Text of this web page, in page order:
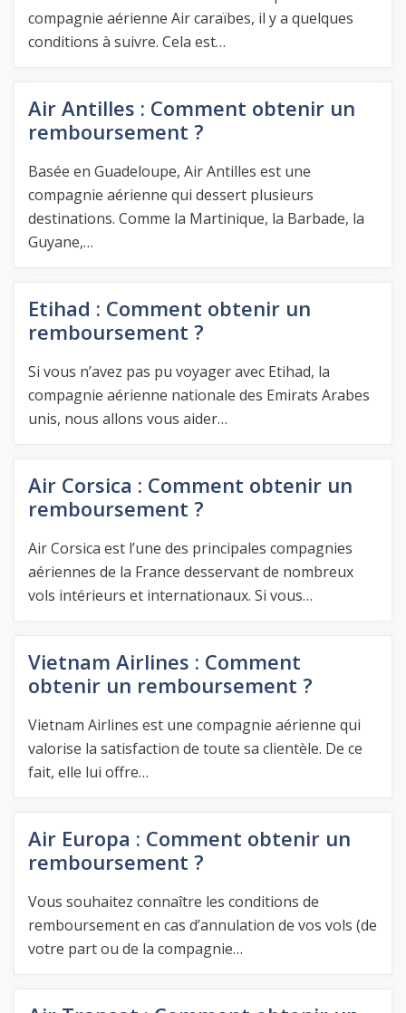
compagnie aérienne Air caraïbes, il y a quelques
conditions à suivre. Cela est…
Air Antilles : Comment obtenir un
remboursement ?
Basée en Guadeloupe, Air Antilles est une
compagnie aérienne qui dessert plusieurs
destinations. Comme la Martinique, la Barbade, la
Guyane,…
Etihad : Comment obtenir un
remboursement ?
Si vous n’avez pas pu voyager avec Etihad, la
compagnie aérienne nationale des Emirats Arabes
unis, nous allons vous aider…
Air Corsica : Comment obtenir un
remboursement ?
Air Corsica est l’une des principales compagnies
aériennes de la France desservant de nombreux
vols intérieurs et internationaux. Si vous…
Vietnam Airlines : Comment
obtenir un remboursement ?
Vietnam Airlines est une compagnie aérienne qui
valorise la satisfaction de toute sa clientèle. De ce
fait, elle lui offre…
Air Europa : Comment obtenir un
remboursement ?
Vous souhaitez connaître les conditions de
remboursement en cas d’annulation de vos vols (de
votre part ou de la compagnie…